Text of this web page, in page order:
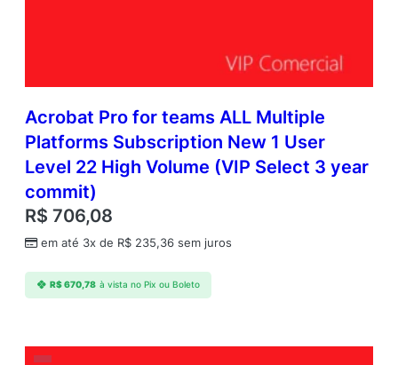
Acrobat Pro for teams ALL Multiple
Platforms Subscription New 1 User
Level 22 High Volume (VIP Select 3 year
commit)
R$ 706,08
em até 3x de R$ 235,36 sem juros
R$670,78 à vista no Pix ou Boleto